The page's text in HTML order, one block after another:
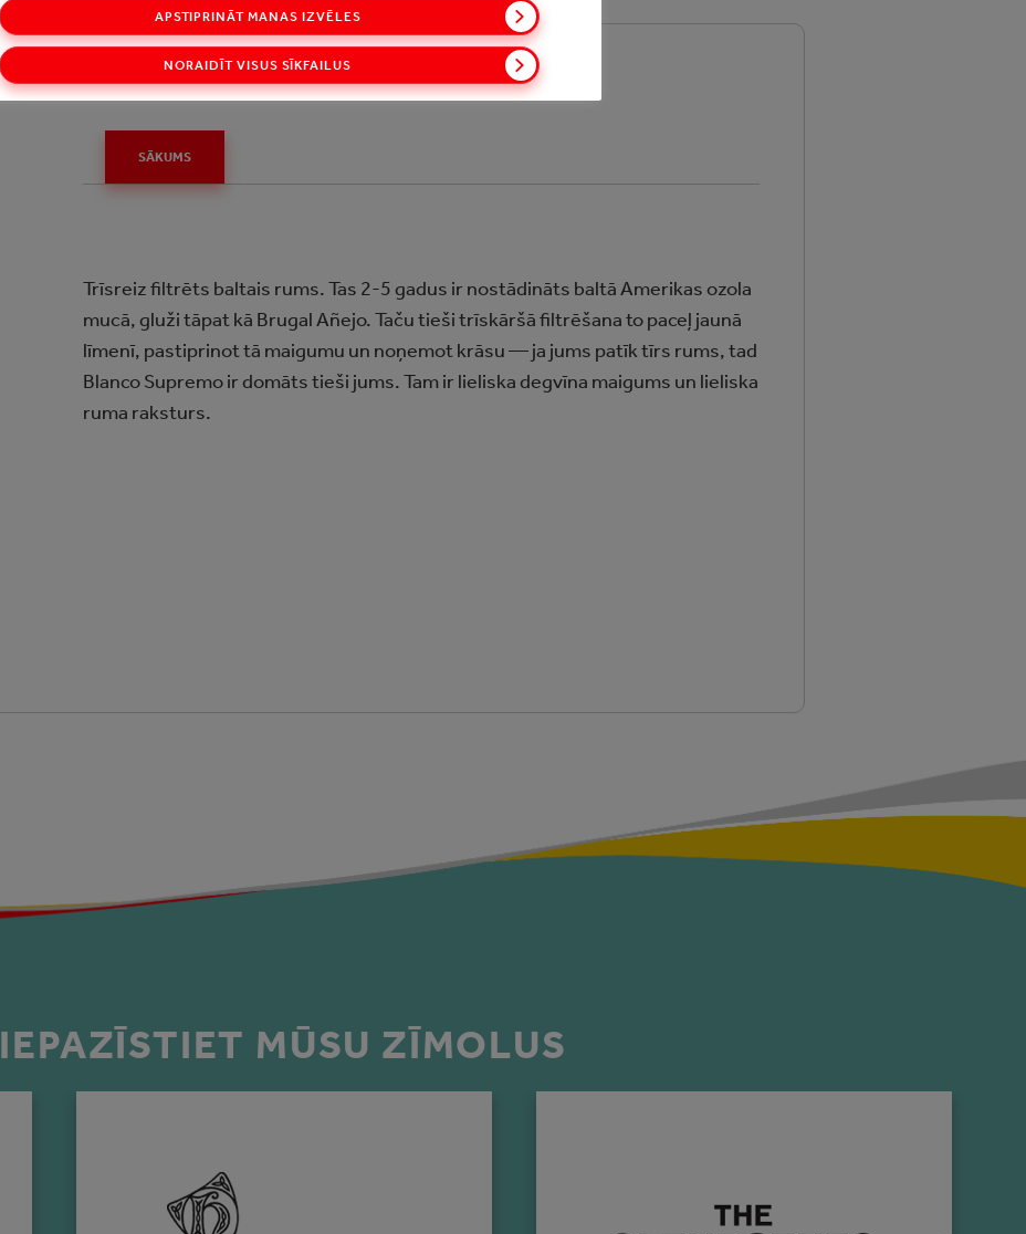
BLANCO SUPREMO
SĀKUMS
Trīsreiz filtrēts baltais rums. Tas 2-5 gadus ir nostādināts baltā Amerikas ozola
mucā, gluži tāpat kā Brugal Añejo. Taču tieši trīskāršā filtrēšana to paceļ jaunā
līmenī, pastiprinot tā maigumu un noņemot krāsu — ja jums patīk tīrs rums, tad
Blanco Supremo ir domāts tieši jums. Tam ir lieliska degvīna maigums un lieliska
ruma raksturs.
IEPAZĪSTIET MŪSU ZĪMOLUS
NORAIDĪT VISUS SĪKFAILUS
APSTIPRINĀT MANAS IZVĒLES